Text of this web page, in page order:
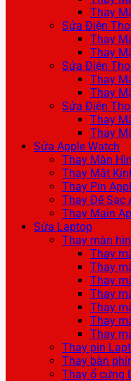
Thay
Sửa Điện
Thay
Thay
Sửa Điện
Thay
Thay
Sửa Điện
Thay
Thay
Sửa Apple Watch
Thay Màn
Thay Mặt
Thay Pin
Thay Đế Sạc
Thay Main
Sửa Laptop
Thay màn
Thay
Thay
Thay
Thay
Thay
Thay
Thay
Thay pin
Thay bàn
Thay ổ cứng